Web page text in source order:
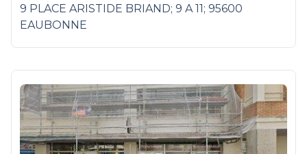
9 PLACE ARISTIDE BRIAND; 9 A 11; 95600
EAUBONNE